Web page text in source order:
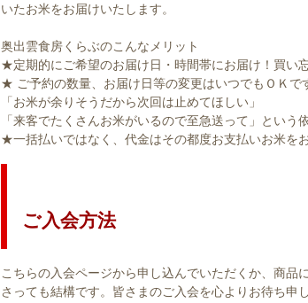
いたお米をお届けいたします。
奥出雲食房くらぶのこんなメリット
★定期的にご希望のお届け日・時間帯にお届け！買い
★ ご予約の数量、お届け日等の変更はいつでもＯＫで
「お米が余りそうだから次回は止めてほしい」
「来客でたくさんお米がいるので至急送って」という
★一括払いではなく、代金はその都度お支払いお米を
ご入会方法
こちらの入会ページから申し込んでいただくか、商
さっても結構です。皆さまのご入会を心よりお待ち申